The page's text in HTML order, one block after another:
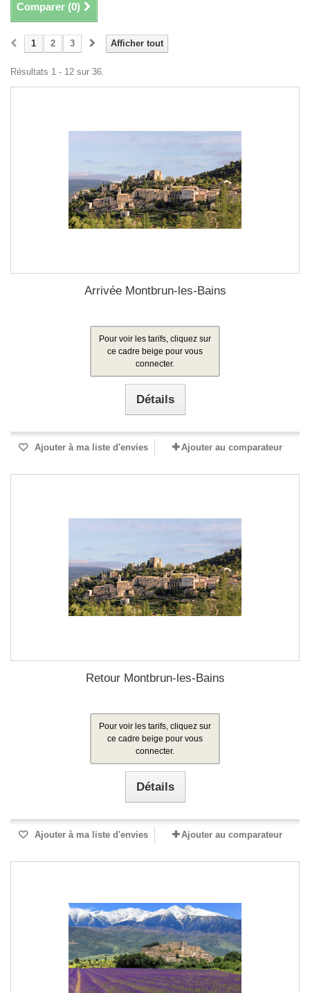
Comparer (0)
Afficher tout
1 2 3
Résultats 1 - 12 sur 36.
Arrivée Montbrun-les-Bains
Pour voir les tarifs, cliquez sur
ce cadre beige pour vous
connecter.
Détails
Ajouter à ma liste d'envies Ajouter au comparateur
Retour Montbrun-les-Bains
Pour voir les tarifs, cliquez sur
ce cadre beige pour vous
connecter.
Détails
Ajouter à ma liste d'envies Ajouter au comparateur